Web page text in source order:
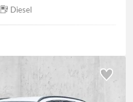
Diesel